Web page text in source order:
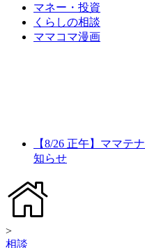
マネー・投資
くらしの相談
ママコマ漫画
【8/26 正午】ママテ
知らせ
>
相談